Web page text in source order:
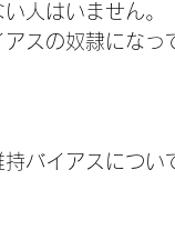
人はいません。
スの奴隷にな
バイアスについ